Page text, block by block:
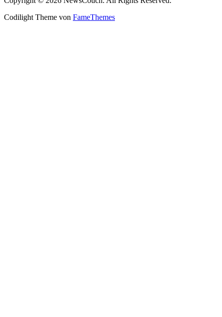
Codilight Theme von FameThemes